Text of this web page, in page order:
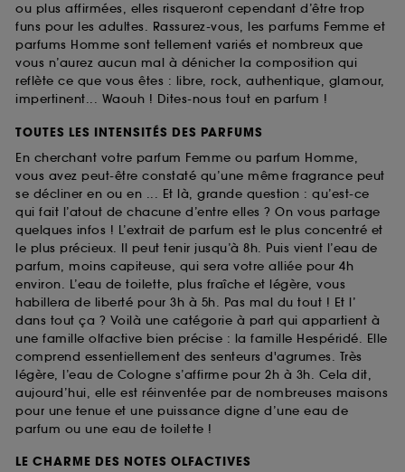
ou plus affirmées, elles risqueront cependant d’être trop
funs pour les adultes. Rassurez-vous, les parfums Femme et
parfums Homme sont tellement variés et nombreux que
vous n’aurez aucun mal à dénicher la composition qui
reflète ce que vous êtes : libre, rock, authentique, glamour,
impertinent... Waouh ! Dites-nous tout en parfum !
TOUTES LES INTENSITÉS DES PARFUMS
En cherchant votre parfum Femme ou parfum Homme,
vous avez peut-être constaté qu’une même fragrance peut
se décliner en ou en ... Et là, grande question : qu’est-ce
qui fait l’atout de chacune d’entre elles ? On vous partage
quelques infos ! L’extrait de parfum est le plus concentré et
le plus précieux. Il peut tenir jusqu’à 8h. Puis vient l’eau de
parfum, moins capiteuse, qui sera votre alliée pour 4h
environ. L’eau de toilette, plus fraîche et légère, vous
habillera de liberté pour 3h à 5h. Pas mal du tout ! Et l’
dans tout ça ? Voilà une catégorie à part qui appartient à
une famille olfactive bien précise : la famille Hespéridé. Elle
comprend essentiellement des senteurs d'agrumes. Très
légère, l’eau de Cologne s’affirme pour 2h à 3h. Cela dit,
aujourd’hui, elle est réinventée par de nombreuses maisons
pour une tenue et une puissance digne d’une eau de
parfum ou une eau de toilette !
LE CHARME DES NOTES OLFACTIVES